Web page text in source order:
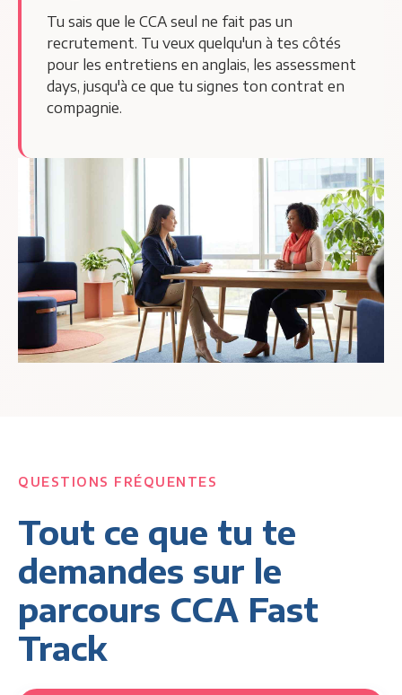
Tu sais que le CCA seul ne fait pas un
recrutement. Tu veux quelqu'un à tes côtés
pour les entretiens en anglais, les assessment
days, jusqu'à ce que tu signes ton contrat en
compagnie.
QUESTIONS FRÉQUENTES
Tout ce que tu te
demandes sur le
parcours CCA Fast
Track